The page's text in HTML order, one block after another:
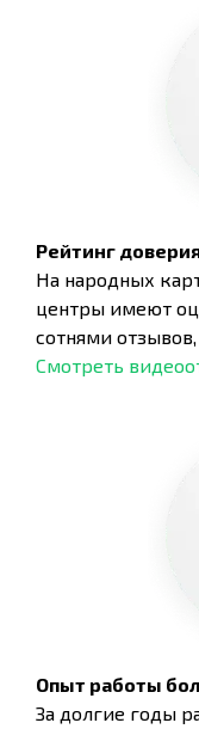
Рейтинг доверия
На народных
центры имеют
сотнями отзывов,
Смотреть
Опыт работы
За долгие годы